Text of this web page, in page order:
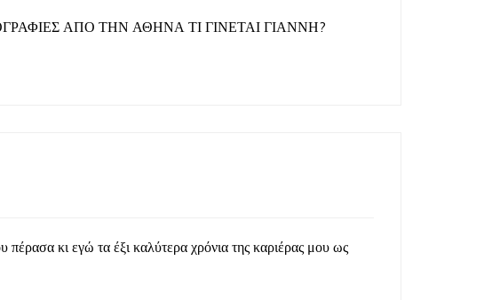
ΑΠΟ ΤΗΝ ΑΘΗΝΑ ΤΙ ΓΙΝΕΤΑΙ ΓΙΑΝΝΗ?
κι εγώ τα έξι καλύτερα χρόνια της καριέρας μου ως